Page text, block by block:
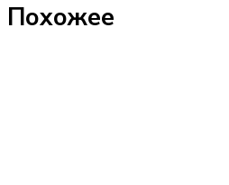
Похожее